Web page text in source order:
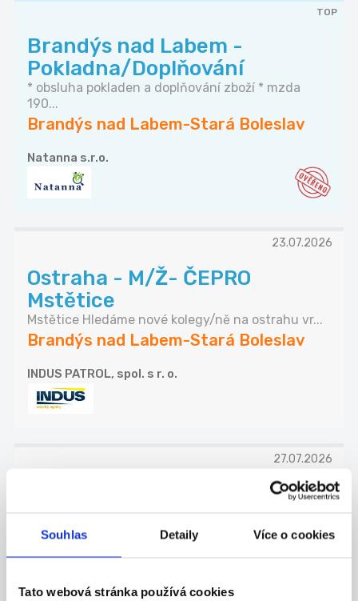
Souhlas Detaily Více o cookies
Tato webová stránka používá cookies
TOP
Brandýs nad Labem -
Pokladna/Doplňování
* obsluha pokladen a doplňování zboží * mzda
190...
Brandýs nad Labem-Stará Boleslav
Natanna s.r.o.
23.07.2026
Ostraha - M/Ž- ČEPRO
Mstětice
Mstětice Hledáme nové kolegy/ně na ostrahu vr...
Brandýs nad Labem-Stará Boleslav
INDUS PATROL, spol. s r. o.
27.07.2026
Hledá se lektor/ka anglického
Jsme začínající společnost, která se věnuje jazy...
Říčany
Alang jazyková akademie s.r.o.